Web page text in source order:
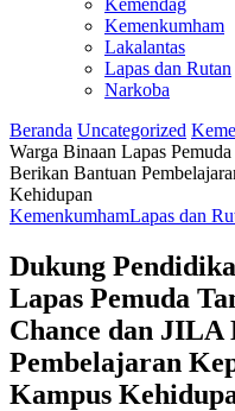
Kemendag
Kemenkumham
Lakalantas
Lapas dan Rutan
Narkoba
Beranda Uncategorized
Warga Binaan Lapas
Berikan Bantuan
Kehidupan
KemenkumhamLapas dan
Dukung
Lapas Pemuda
Chance dan JILA
Pembelajaran
Kampus